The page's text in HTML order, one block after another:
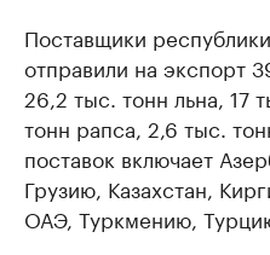
Поставщики
отправили на экспорт
26,2 тыс. тонн льна, 17
тонн рапса, 2,6 тыс.
поставок включает
Грузию, Казахстан,
ОАЭ, Туркмению,